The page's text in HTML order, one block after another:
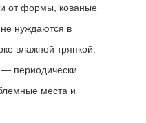
от формы, кованые
нуждаются в
влажной тряпкой.
— периодически
места и